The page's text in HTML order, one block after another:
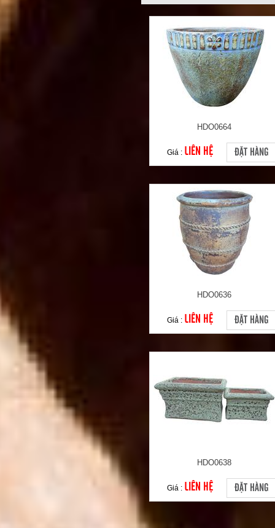
HDO0664
Giá : LIÊN HỆ ĐẶT HÀNG
HDO0636
Giá : LIÊN HỆ ĐẶT HÀNG
HDO0638
Giá : LIÊN HỆ ĐẶT HÀNG